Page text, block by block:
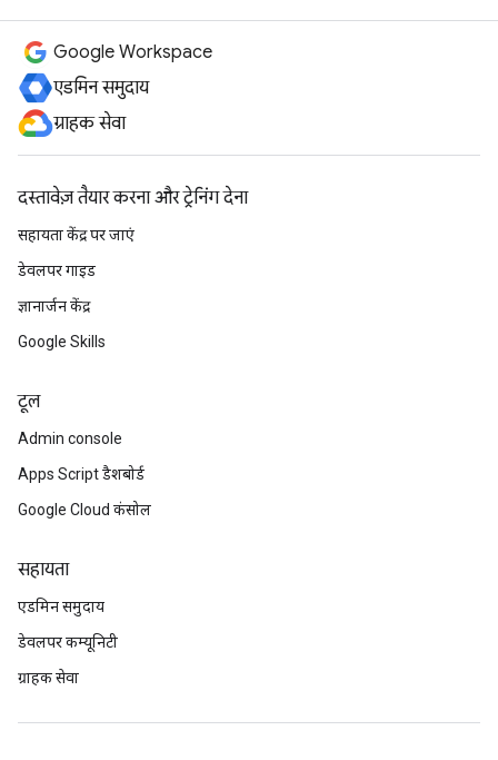
Google Workspace
एडमिन समुदाय
ग्राहक सेवा
दस्तावेज़ तैयार करना और ट्रेनिंग देना
सहायता केंद्र पर जाएं
डेवलपर गाइड
ज्ञानार्जन केंद्र
Google Skills
टूल
Admin console
Apps Script डैशबोर्ड
Google Cloud कंसोल
सहायता
एडमिन समुदाय
डेवलपर कम्यूनिटी
ग्राहक सेवा